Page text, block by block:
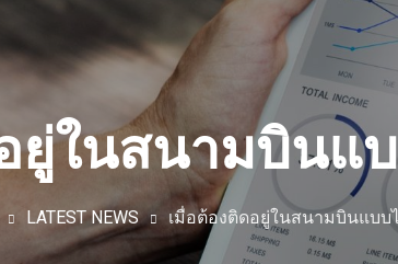
ยู่ในสนามบินแ
LATEST NEWS เมื่อต้องติดอยู่ในสนามบินแบ